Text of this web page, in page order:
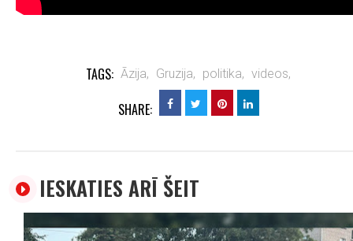
TAGS: Āzija, Gruzija, politika, videos,
SHARE:
IESKATIES ARĪ ŠEIT